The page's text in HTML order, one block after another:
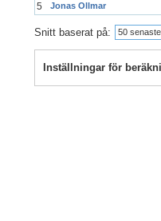
5 Jonas Ollmar
Snitt baserat på: 50
Inställningar för